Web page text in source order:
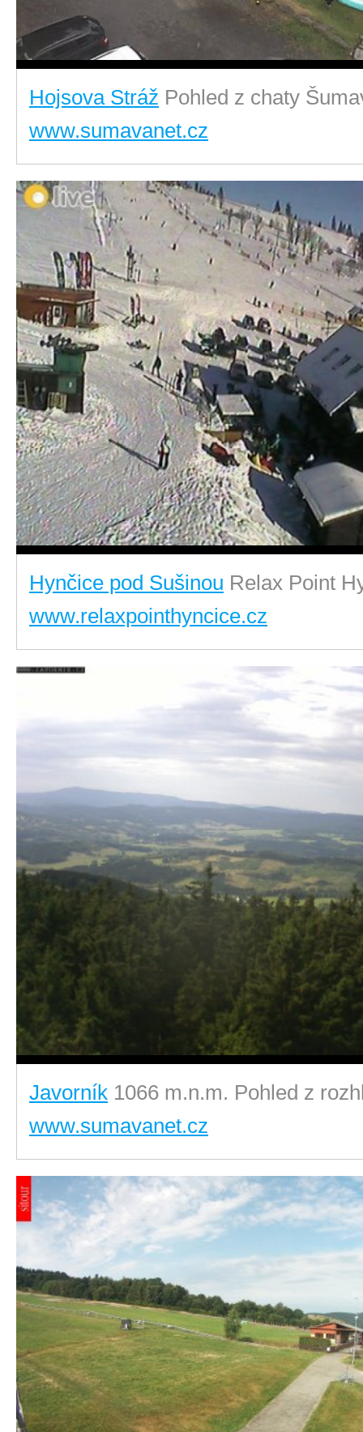
Hojsova Stráž Pohled z chaty
www.sumavanet.cz
Hynčice pod Sušinou Relax Point
www.relaxpointhyncice.cz
Javorník 1066 m.n.m. Pohled z
www.sumavanet.cz